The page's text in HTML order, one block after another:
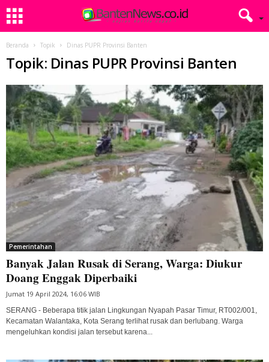
Beranda Topik Dinas PUPR Provinsi Banten
Topik: Dinas PUPR Provinsi Banten
Pemerintahan
Banyak Jalan Rusak di Serang, Warga: Diukur
Doang Enggak Diperbaiki
Jumat 19 April 2024, 16:06 WIB
SERANG - Beberapa titik jalan Lingkungan Nyapah Pasar Timur, RT002/001,
Kecamatan Walantaka, Kota Serang terlihat rusak dan berlubang. Warga
mengeluhkan kondisi jalan tersebut karena...